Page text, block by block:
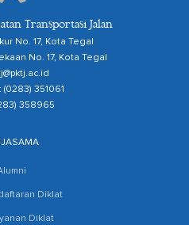
Transportasi Jalan
No. 17, Kota Tegal
No. 17, Kota Tegal
351061
358965
Diklat
Diklat